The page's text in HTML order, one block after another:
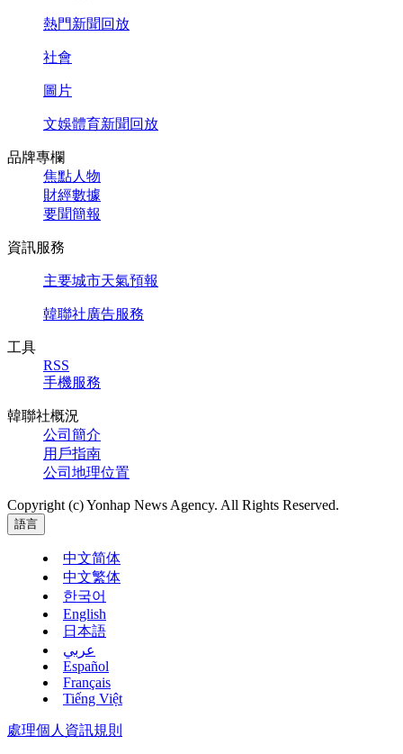
熱門新聞回放
社會
圖片
文娛體育新聞回放
品牌專欄
焦點人物
財經數據
要聞簡報
資訊服務
主要城市天氣預報
韓聯社廣告服務
工具
RSS
手機服務
韓聯社概況
公司簡介
用戶指南
公司地理位置
Copyright (c) Yonhap News Agency. All Rights Reserved.
語言
中文简体
中文繁体
한국어
English
日本語
عربي
Español
Français
Tiếng Việt
處理個人資訊規則